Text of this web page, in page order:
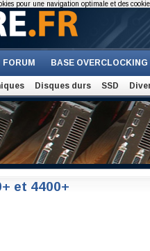
FORUM BASE OVERCLOCKING
Disques durs SSD
et 4400+
pour une navigation optimale et des